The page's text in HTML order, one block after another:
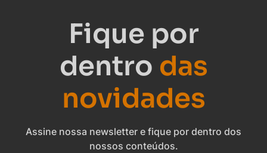
Fique por
dentro das
novidades
Assine nossa newsletter e fique por dentro dos
nossos conteúdos.